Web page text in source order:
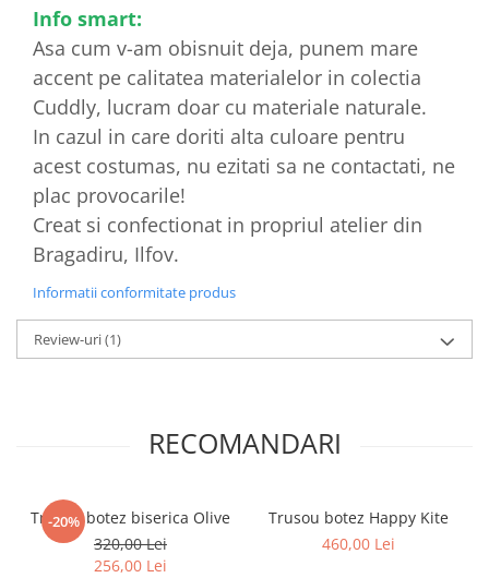
Info smart:
Asa cum v-am obisnuit deja, punem mare
accent pe calitatea materialelor in colectia
Cuddly, lucram doar cu materiale naturale.
In cazul in care doriti alta culoare pentru
acest costumas, nu ezitati sa ne contactati, ne
plac provocarile!
Creat si confectionat in propriul atelier din
Bragadiru, Ilfov.
Informatii conformitate produs
Review-uri(1)
RECOMANDARI
-20%
Trusou botez biserica Olive
320,00 Lei
256,00 Lei
Trusou botez Happy Kite
460,00 Lei